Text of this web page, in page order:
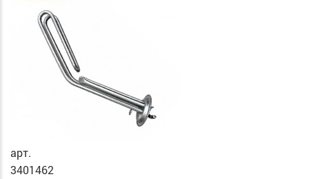
арт.
3401462